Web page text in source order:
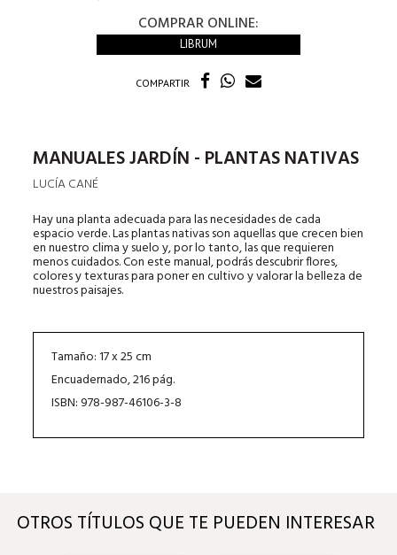
COMPRAR ONLINE:
LIBRUM
COMPARTIR
MANUALES JARDÍN - PLANTAS NATIVAS
LUCÍA CANÉ
Hay una planta adecuada para las necesidades de cada
espacio verde. Las plantas nativas son aquellas que crecen bien
en nuestro clima y suelo y, por lo tanto, las que requieren
menos cuidados. Con este manual, podrás descubrir flores,
colores y texturas para poner en cultivo y valorar la belleza de
nuestros paisajes.
Tamaño: 17 x 25 cm
Encuadernado, 216 pág.
ISBN: 978-987-46106-3-8
OTROS TÍTULOS QUE TE PUEDEN INTERESAR